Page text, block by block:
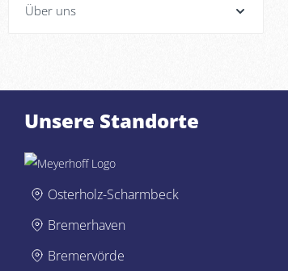
Über uns
Unsere Standorte
Osterholz-Scharmbeck
Bremerhaven
Bremervörde